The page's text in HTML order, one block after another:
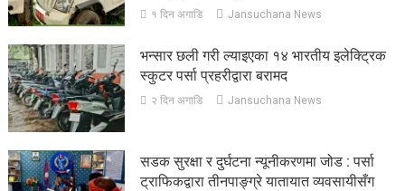
१ दिन अगाडि Jansuchana News
भन्सार छली गरी ल्याइएका १४ भारतीय इलेक्ट्रिक
स्कुटर पर्सा प्रहरीद्वारा बरामद
२ दिन अगाडि Jansuchana News
सडक सुरक्षा र दुर्घटना न्यूनीकरणमा जोड : पर्सा
ट्राफिकद्वारा तीनपाङ्ग्रे यातायात व्यवसायीसँग